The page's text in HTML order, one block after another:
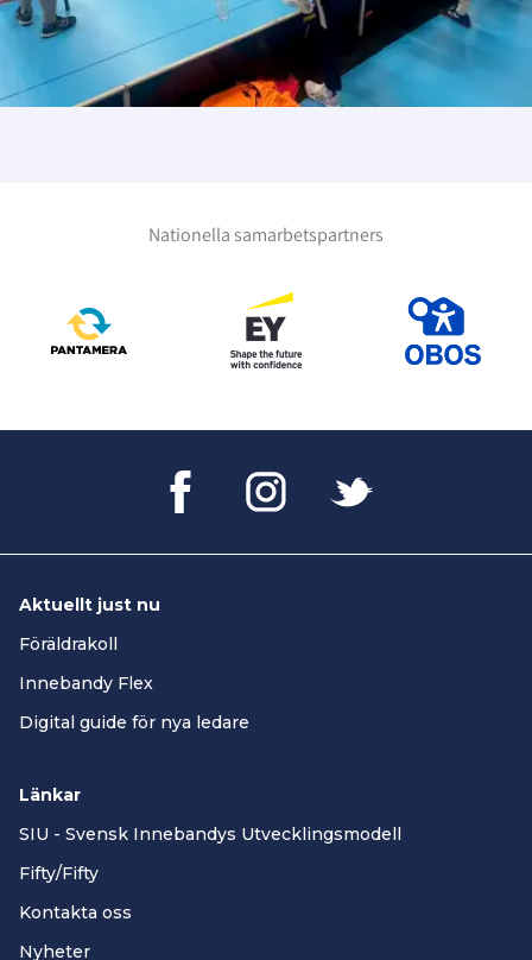
Nationella samarbetspartners
Aktuellt just nu
Föräldrakoll
Innebandy Flex
Digital guide för nya ledare
Länkar
SIU - Svensk Innebandys Utvecklingsmodell
Fifty/Fifty
Kontakta oss
Nyheter